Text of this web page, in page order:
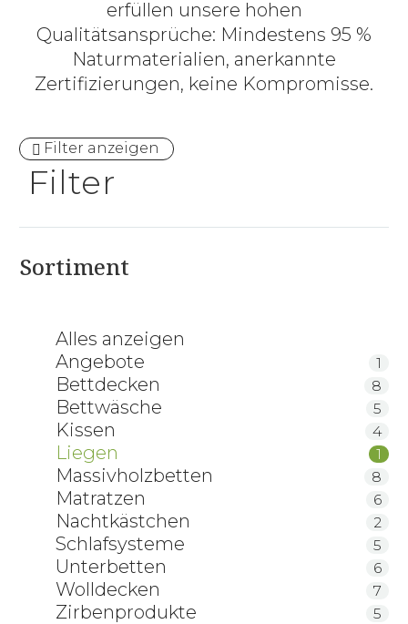
erfüllen unsere hohen
Qualitätsansprüche: Mindestens 95 %
Naturmaterialien, anerkannte
Zertifizierungen, keine Kompromisse.
Filter anzeigen
Filter
Sortiment
Alles anzeigen
Angebote
1
Bettdecken 8
Bettwäsche 5
Kissen 4
Liegen 1
Massivholzbetten 8
Matratzen 6
Nachtkästchen 2
Schlafsysteme 5
Unterbetten 6
Wolldecken 7
Zirbenprodukte 5